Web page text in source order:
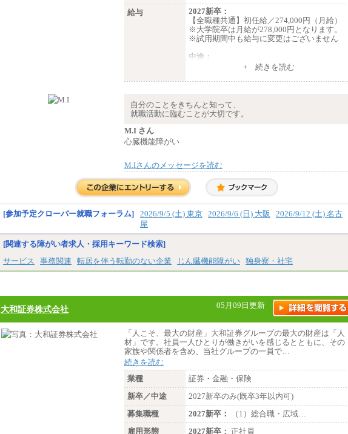
給与
2027新卒：
【全職種共通】初任給／274,000円（月給）
※大学院卒は月給が278,000円となります。
※試用期間中も給与に変更はございません
中途：
（１）～（４）274,000円（月給）～
（５）235,000円（月給）～
※経験・年齢などを考慮のうえ、当社規程に
※業務内容・勤務形態に応じて、上記給与の
範囲内でご相談をさせていただく事がありま
す
+ 続きを読む
自分のことをきちんと知って、
就職活動に臨むことが大切です。
M.I さん
心臓機能障がい
M.Iさんのメッセージを読む
[参加予定クローバー就職フォーラム] 2026/9/5 (土) 東京 2026/9/6 (日) 大阪
2026/9/12 (土) 名古
屋
[関連する障がい者求人・採用キーワード検索]
サービス
事務関連 転居を伴う転勤のない企業 じん臓機能障がい 独身寮・社宅
大和証券株式会社 05月09日更新
「人こそ、最大の財産」大和証券グループの最大の財産は「人
材」です。社員一人ひとりが働きがいを感じるとともに、その
家族や関係者を含め、当社グループの一員で…
続きを読む
業種
証券・金融・保険
新卒／中途
2027新卒のみ(既卒3年以内可)
募集職種
2027新卒：
（1）総合職・広域…
雇用形態
2027新卒： 正社員